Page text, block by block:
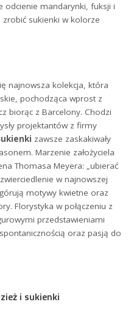
odcienie mandarynki, fuksji i
sukienki w kolorze
najnowsza kolekcja, która
pochodząca wprost z
biorąc z Barcelony. Chodzi
projektantów z firmy
zawsze zaskakiwały
Marzenie założyciela
Thomasa Meyera: „ubierać
w najnowszej
motywy kwietne oraz
Florystyka w połączeniu z
przedstawieniami
oraz pasją do
i sukienki